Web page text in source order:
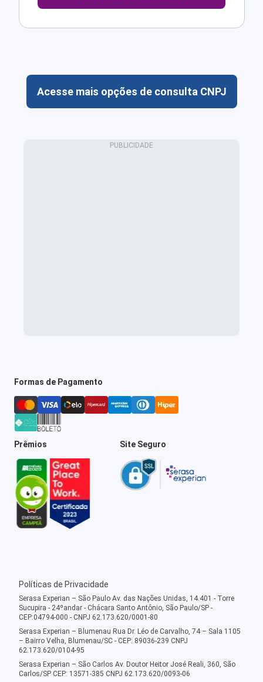
Acesse mais opções de consulta CNPJ
Formas de Pagamento
Prêmios Site Seguro
Políticas de Privacidade
Serasa Experian – São Paulo Av. das Nações Unidas, 14.401 - Torre
Sucupira - 24ºandar - Chácara Santo Antônio, São Paulo/SP -
CEP:04794-000 - CNPJ 62.173.620/0001-80
Serasa Experian – Blumenau Rua Dr. Léo de Carvalho, 74 – Sala 1105
– Bairro Velha, Blumenau/SC - CEP: 89036-239 CNPJ
62.173.620/0104-95
Serasa Experian – São Carlos Av. Doutor Heitor José Reali, 360, São
Carlos/SP CEP: 13571-385 CNPJ 62.173.620/0093-06